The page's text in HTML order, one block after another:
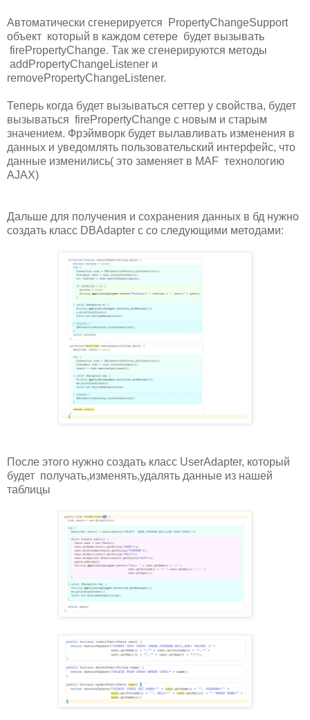
Автоматически сгенерируется PropertyChangeSupport
объект который в каждом сетере будет вызывать
firePropertyChange. Так же сгенерируются методы
addPropertyChangeListener и
removePropertyChangeListener.
Теперь когда будет вызываться сеттер у свойства, будет
вызываться firePropertyChange с новым и старым
значением. Фрэймворк будет вылавливать изменения в
данных и уведомлять пользовательский интерфейс, что
данные изменились( это заменяет в MAF технологию
AJAX)
Дальше для получения и сохранения данных в бд нужно
создать класс DBAdapter c со следующими методами:
После этого нужно создать класс UserAdapter, который
будет получать,изменять,удалять данные из нашей
таблицы